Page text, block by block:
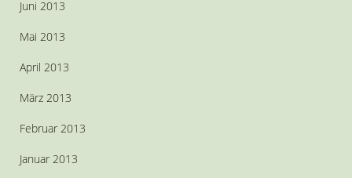
Juni 2013
Mai 2013
April 2013
März 2013
Februar 2013
Januar 2013